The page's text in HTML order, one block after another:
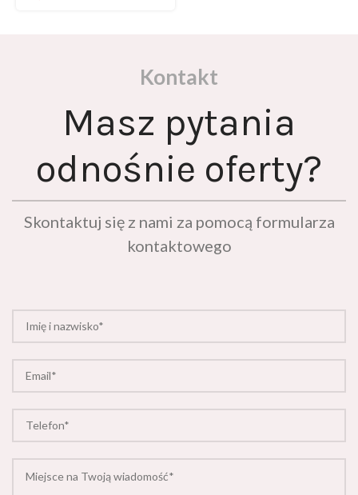
Kontakt
Masz pytania
odnośnie oferty?
Skontaktuj się z nami za pomocą formularza
kontaktowego